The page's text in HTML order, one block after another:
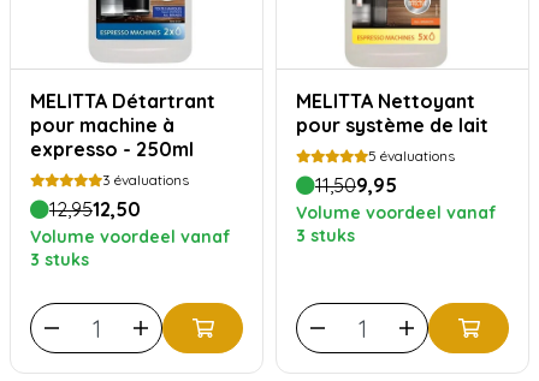
MELITTA Détartrant
pour machine à
expresso - 250ml
3 évaluations
12,9512,50
Volume voordeel vanaf
3 stuks
MELITTA Nettoyant
pour système de lait
5 évaluations
11,509,95
Volume voordeel vanaf
3 stuks